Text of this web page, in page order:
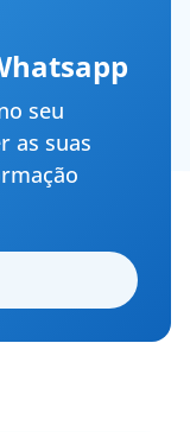
seu
as suas